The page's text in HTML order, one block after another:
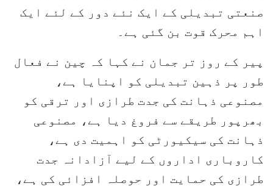
صنعتی تبدیلی کے ایک نئے دور کے لئے ایک
اہم محرک قوت بن گئی ہے۔
پیر کے روز تر جمان نے کہا کہ چین نے فعال
طور پر ذہین تبدیلی کو اپنایا ہے،
مصنوعی ذہانت کی جدت طرازی اور ترقی کو
بھرپور طریقے سے فروغ دیا ہے، مصنوعی
ذہانت کی سیکیورٹی کو اہمیت دی ہے،
کاروباری اداروں کے لیے آزادانہ جدت
طرازی کی حمایت اور حوصلہ افزائی کی ہے،